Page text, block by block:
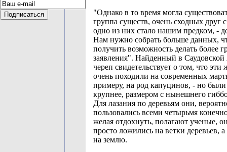
"Однако в то время могла
группа существ, очень сходных друг
одно из них стало нашим предком, -
Нам нужно собрать больше данных,
получить возможность делать более
заявления". Найденный в
череп свидетельствует о том, что
очень походили на современных
примеру, на род капуцинов, - но были
крупнее, размером с нынешнего
Для лазания по деревьям они,
пользовались всеми четырьмя
желая отдохнуть, полагают ученые,
просто ложились на ветки деревьев,
на землю.